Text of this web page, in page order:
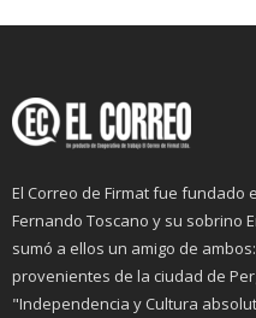
El Correo de Firmat fue fundado
Fernando Toscano y su sobrino
sumó a ellos un amigo de
provenientes de la ciudad de
"Independencia y Cultura